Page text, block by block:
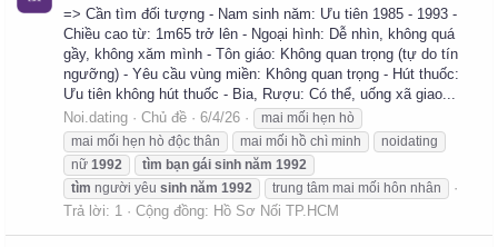
=> Cần tìm đối tượng - Nam sinh năm: Ưu tiên 1985 - 1993 -
Chiều cao từ: 1m65 trở lên - Ngoại hình: Dễ nhìn, không quá
gầy, không xăm mình - Tôn giáo: Không quan trọng (tự do tín
ngưỡng) - Yêu cầu vùng miền: Không quan trọng - Hút thuốc:
Ưu tiên không hút thuốc - Bia, Rượu: Có thể, uống xã giao...
Noi.dating
Chủ đề 6/4/26
mai mối hẹn hò
mai mối hẹn hò độc thân
mai mối hồ chì minh
noidating
nữ 1992 tìm bạn gái sinh năm 1992
tìm người yêu sinh năm 1992 trung tâm mai mối hôn nhân
Trả lời: 1 Cộng đồng: Hồ Sơ Nối TP.HCM